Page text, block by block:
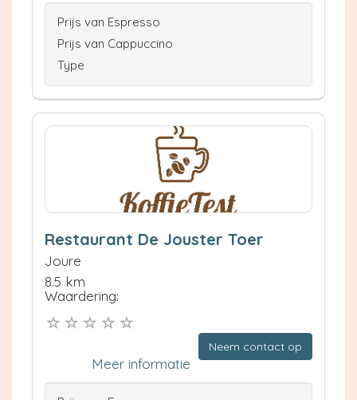
Prijs van Espresso
Prijs van Cappuccino
Type
Restaurant De Jouster Toer
Joure
8.5 km
Waardering:
Neem contact op
Meer informatie